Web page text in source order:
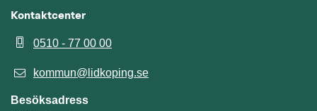
Kontaktcenter
0510 - 77 00 00
kommun@lidkoping.se
Besöksadress